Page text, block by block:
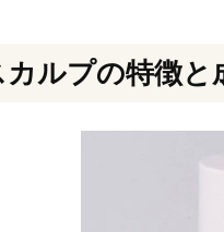
ルプの特徴と